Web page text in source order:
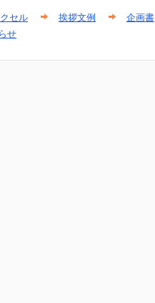
セル 挨拶文例 企画書
せ